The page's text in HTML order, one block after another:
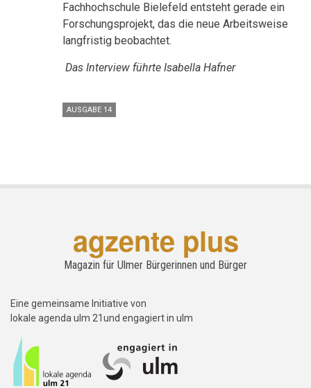
Fachhochschule Bielefeld entsteht gerade ein
Forschungsprojekt, das die neue Arbeitsweise
langfristig beobachtet.
Das Interview führte Isabella Hafner
AUSGABE 14
agzente plus
Magazin für Ulmer Bürgerinnen und Bürger
Eine gemeinsame Initiative von
lokale agenda ulm 21und engagiert in ulm